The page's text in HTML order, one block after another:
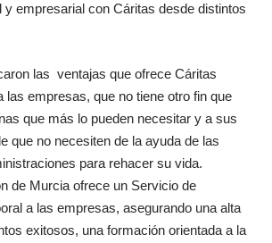
y empresarial con Cáritas desde distintos
las ventajas que ofrece Cáritas
las empresas, que no tiene otro fin que
que más lo pueden necesitar y a sus
que no necesiten de la ayuda de las
para rehacer su vida.
de Murcia ofrece un Servicio de
a las empresas, asegurando una alta
exitosos, una formación orientada a la